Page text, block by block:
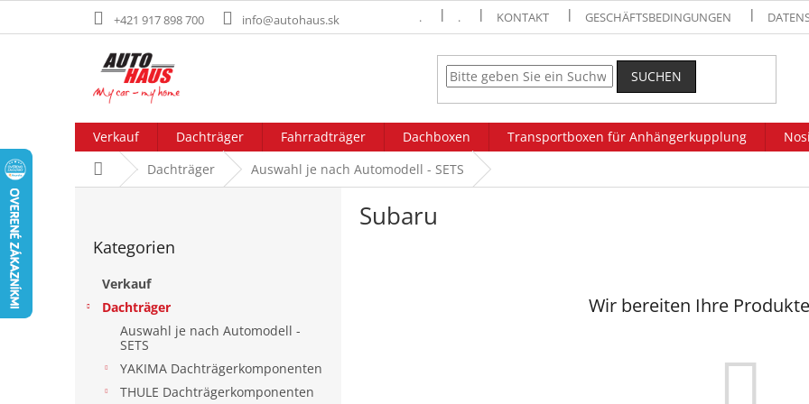
+421 917 898 700 info@autohaus.sk . . KONTAKT GESCHÄFTSBEDINGUNGEN
SUCHEN
Verkauf Dachträger Fahrradträger Dachboxen Transportboxen für Anhängerkupplung
StartseiteDachträger Auswahl je nach Automodell - SETS
überspringen
Kategorien
Verkauf
Dachträger
Auswahl je nach Automodell -
SETS
YAKIMA Dachträgerkomponenten
THULE Dachträgerkomponenten
Subaru
Wir bereiten Ihre